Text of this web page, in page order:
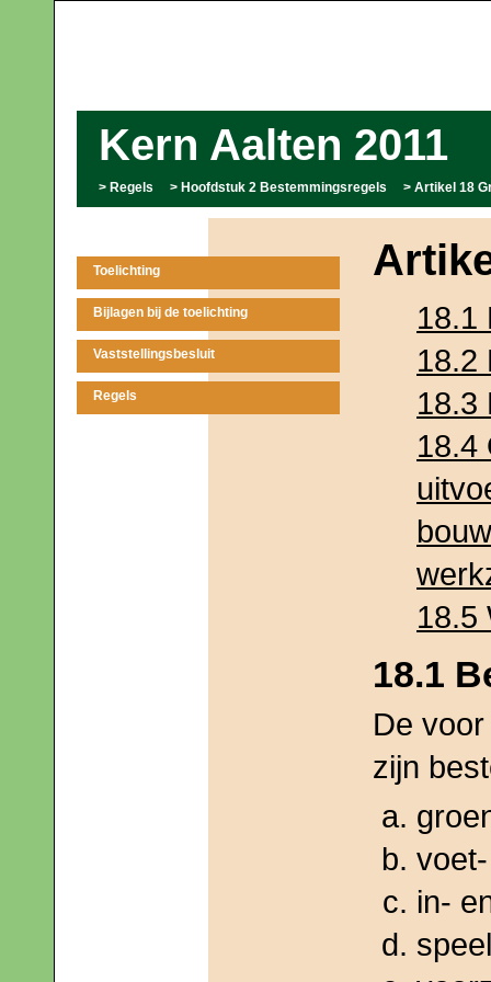
Kern Aalten 2011
Regels Hoofdstuk 2 Bestemmingsregels Artikel 18
Toelichting
Bijlagen bij de toelichting
Vaststellingsbesluit
Regels
18.1
18.2
18.3
18.4
18.5
18.1
De
zijn
in-